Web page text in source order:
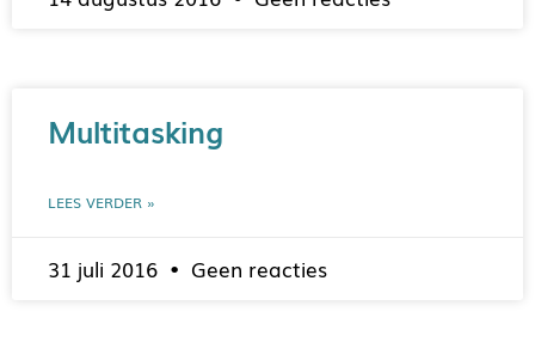
Multitasking
LEES VERDER »
31 juli 2016 Geen reacties